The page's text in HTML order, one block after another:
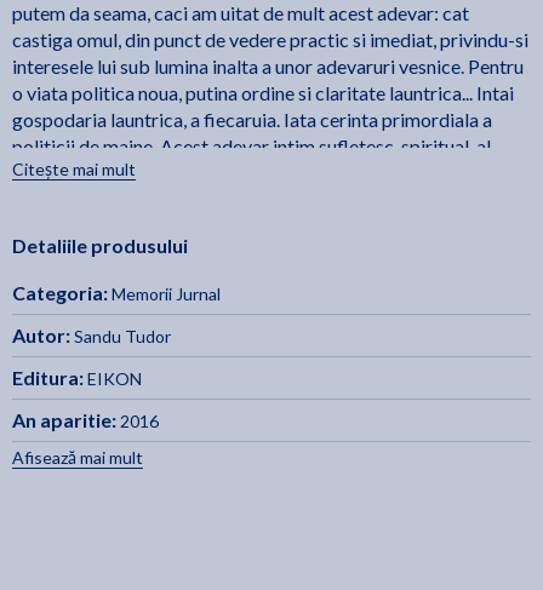
putem da seama, caci am uitat de mult acest adevar: cat
castiga omul, din punct de vedere practic si imediat, privindu-si
interesele lui sub lumina inalta a unor adevaruri vesnice. Pentru
o viata politica noua, putina ordine si claritate launtrica... Intai
gospodaria launtrica, a fiecaruia. Iata cerinta primordiala a
politicii de maine. Acest adevar intim sufletesc, spiritual, al
fiecaruia, de fiece clipa trebuie adunat, intarit, realizat. El e
Citește mai mult
Detaliile produsului
Categoria:Memorii Jurnal
Autor:Sandu Tudor
Editura:EIKON
An aparitie: 2016
Afisează mai mult